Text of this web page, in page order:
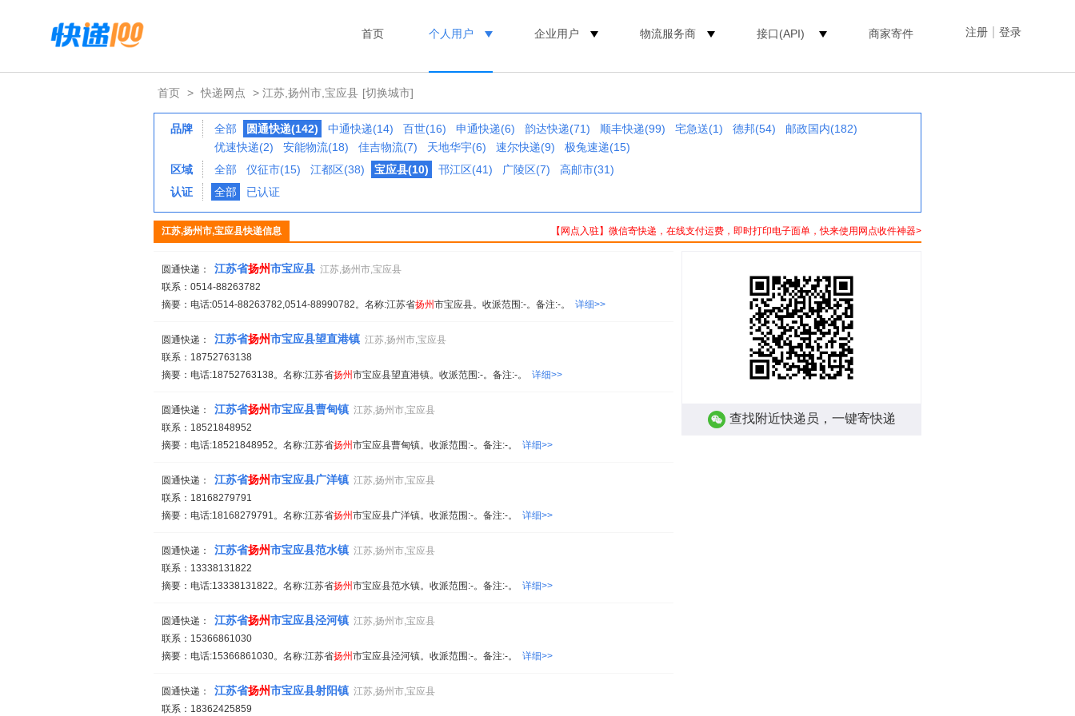
注册 登录
首页 个人用户 企业用户 物流服务商 接口(API) 商家寄件
首页 > 快递网点 > 江苏,扬州市,宝应县 [切换城市]
品牌 全部 圆通快递(142) 中通快递(14) 百世(16) 申通快递(6) 韵达快递(71) 顺丰快递(99) 宅急送(1) 德邦(54)
邮政国内(182)
优速快递(2)
安能物流(18) 佳吉物流(7) 天地华宇(6) 速尔快递(9)
极兔速递(15)
区域
全部 仪征市(15) 江都区(38) 宝应县(10) 邗江区(41) 广陵区(7)
高邮市(31)
认证
全部 已认证
【网点入驻】微信寄快递，在线支付运费，即时打印电子面单，快来使用网点收件神器>
江苏,扬州市,宝应县快递信息
圆通快递： 江苏省扬州市宝应县 江苏,扬州市,宝应县
联系：0514-88263782
摘要：电话:0514-88263782,0514-88990782。名称:江苏省扬州市宝应县。收派范围:-。备注:-。 详细>>
圆通快递： 江苏省扬州市宝应县望直港镇 江苏,扬州市,宝应县
联系：18752763138
摘要：电话:18752763138。名称:江苏省扬州市宝应县望直港镇。收派范围:-。备注:-。 详细>>
圆通快递： 江苏省扬州市宝应县曹甸镇 江苏,扬州市,宝应县
联系：18521848952
摘要：电话:18521848952。名称:江苏省扬州市宝应县曹甸镇。收派范围:-。备注:-。 详细>>
圆通快递： 江苏省扬州市宝应县广洋镇 江苏,扬州市,宝应县
联系：18168279791
摘要：电话:18168279791。名称:江苏省扬州市宝应县广洋镇。收派范围:-。备注:-。 详细>>
圆通快递： 江苏省扬州市宝应县范水镇 江苏,扬州市,宝应县
联系：13338131822
摘要：电话:13338131822。名称:江苏省扬州市宝应县范水镇。收派范围:-。备注:-。 详细>>
圆通快递： 江苏省扬州市宝应县泾河镇 江苏,扬州市,宝应县
联系：15366861030
摘要：电话:15366861030。名称:江苏省扬州市宝应县泾河镇。收派范围:-。备注:-。 详细>>
圆通快递： 江苏省扬州市宝应县射阳镇 江苏,扬州市,宝应县
联系：18362425859
查找附近快递员，一键寄快递